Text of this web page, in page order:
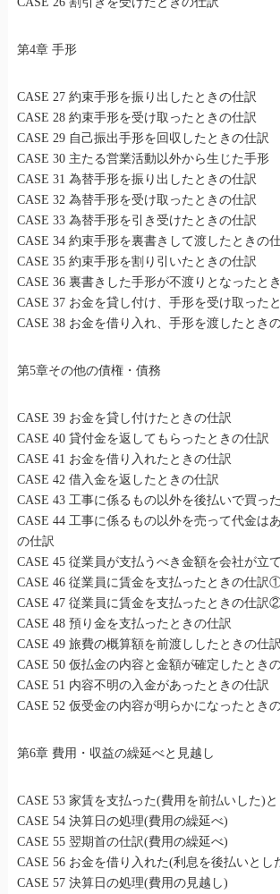
第4章 手形
CASE 27 約束手形を振り出したときの仕訳
CASE 28 約束手形を受け取ったときの仕訳
CASE 29 自己振出手形を回収したときの仕訳
CASE 30 主たる営業活動以外から生じた手形
CASE 31 為替手形を振り出したときの仕訳
CASE 32 為替手形を受け取ったときの仕訳
CASE 33 為替手形を引き受けたときの仕訳
CASE 34 約束手形を裏書きして渡したときの
CASE 35 約束手形を割り引いたときの仕訳
CASE 36 裏書きした手形が不渡りとなったと
CASE 37 お金を貸し付け、手形を受け取った
CASE 38 お金を借り入れ、手形を渡したとき
第5章その他の債権・債務
CASE 39 お金を貸し付けたときの仕訳
CASE 40 貸付金を返してもらったときの仕訳
CASE 41 お金を借り入れたときの仕訳
CASE 42 借入金を返したときの仕訳
CASE 43 工事に係るもの以外を後払いで買っ
CASE 44 工事に係るもの以外を売って代金は
の仕訳
CASE 45 従業員が支払うべき金額を会社が立
CASE 46 従業員に賃金を支払ったときの仕訳
CASE 47 従業員に賃金を支払ったときの仕訳
CASE 48 預り金を支払ったときの仕訳
CASE 49 旅費の概算額を前渡ししたときの仕訳
CASE 50 仮払金の内容と金額が確定したとき
CASE 51 内容不明の入金があったときの仕訳
CASE 52 仮受金の内容が明らかになったとき
第6章 費用・収益の繰延べと見越し
CASE 53 家賃を支払った(費用を前払いした)
CASE 54 決算日の処理(費用の繰延べ)
CASE 55 翌期首の仕訳(費用の繰延べ)
CASE 56 お金を借り入れた(利息を後払いとし
CASE 57 決算日の処理(費用の見越し)